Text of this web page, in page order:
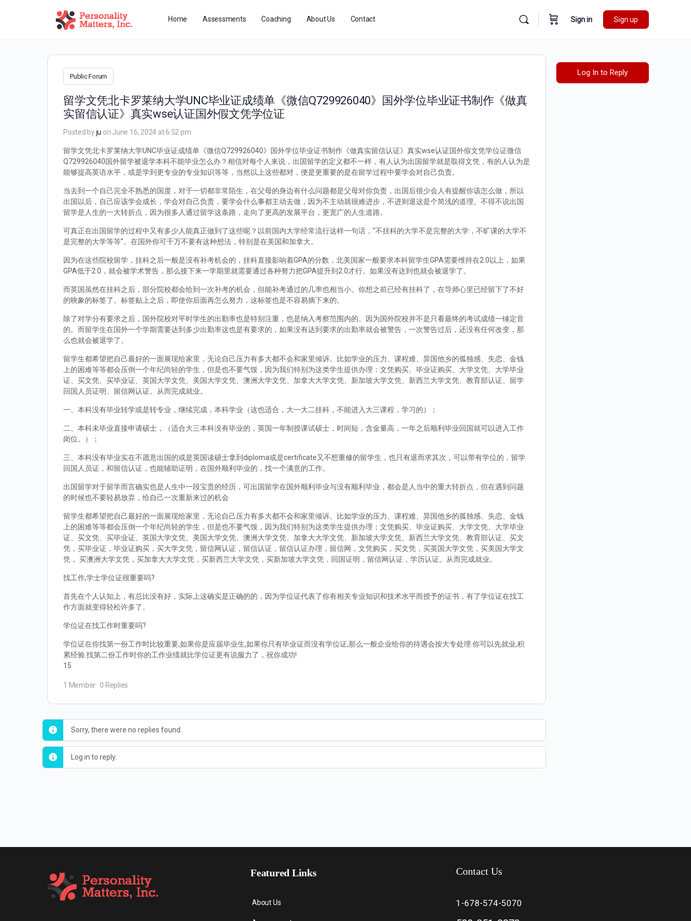
Home Assessments Coaching About Us Contact Sign in Sign up
Public Forum
留学文凭北卡罗莱纳大学UNC毕业证成绩单《微信Q729926040》国外学位毕业证书制作《做真
实留信认证》真实wse认证国外假文凭学位证
Posted byju on June 16, 2024 at 6:52 pm
留学文凭北卡罗莱纳大学UNC毕业证成绩单《微信Q729926040》国外学位毕业证书制作《做真实留信认证》真实wse认证国外假文凭学位证微信
Q729926040国外留学被退学本科不能毕业怎么办？相信对每个人来说，出国留学的定义都不一样，有人认为出国留学就是取得文凭，有的人认为是
能够提高英语水平，或是学到更专业的专业知识等等，当然以上这些都对，便是更重要的是在留学过程中要学会对自己负责。
当去到一个自己完全不熟悉的国度，对于一切都非常陌生，在父母的身边有什么问题都是父母对你负责，出国后很少会人有提醒你该怎么做，所以
出国以后，自己应该学会成长，学会对自己负责，要学会什么事都主动去做，因为不主动就很难进步，不进则退这是个简浅的道理。不得不说出国
留学是人生的一大转折点，因为很多人通过留学这条路，走向了更高的发展平台，更宽广的人生道路。
可真正在出国留学的过程中又有多少人能真正做到了这些呢？以前国内大学经常流行这样一句话，“不挂科的大学不是完整的大学，不旷课的大学不
是完整的大学等等”。在国外你可千万不要有这种想法，特别是在美国和加拿大。
因为在这些院校留学，挂科之后一般是没有补考机会的，挂科直接影响着GPA的分数，北美国家一般要求本科留学生GPA需要维持在2.0以上，如果
GPA低于2.0，就会被学术警告，那么接下来一学期里就需要通过各种努力把GPA提升到2.0才行。如果没有达到也就会被退学了。
而英国虽然在挂科之后，部分院校都会给到一次补考的机会，但能补考通过的几率也相当小。你想之前已经有挂科了，在导师心里已经留下了不好
的映象的标签了。标签贴上之后，即使你后面再怎么努力，这标签也是不容易摘下来的。
除了对学分有要求之后，国外院校对平时学生的出勤率也是特别注重，也是纳入考察范围内的。因为国外院校并不是只看最终的考试成绩一锤定音
的。而留学生在国外一个学期需要达到多少出勤率这也是有要求的，如果没有达到要求的出勤率就会被警告，一次警告过后，还没有任何改变，那
么也就会被退学了。
留学生都希望把自己最好的一面展现给家里，无论自己压力有多大都不会和家里倾诉。比如学业的压力、课程难、异国他乡的孤独感、失恋、金钱
上的困难等等都会压倒一个年纪尚轻的学生，但是也不要气馁，因为我们特别为这类学生提供办理：文凭购买、毕业证购买、大学文凭、大学毕业
证、买文凭、买毕业证、英国大学文凭、美国大学文凭、澳洲大学文凭、加拿大大学文凭、新加坡大学文凭、新西兰大学文凭、教育部认证、留学
回国人员证明、留信网认证。从而完成就业。
一、本科没有毕业转学或是转专业，继续完成，本科学业（这也适合，大一大二挂科，不能进入大三课程，学习的）；
二、本科未毕业直接申请硕士，（适合大三本科没有毕业的，英国一年制授课试硕士，时间短，含金量高，一年之后顺利毕业回国就可以进入工作
岗位。）；
三、本科没有毕业实在不愿意出国的或是英国读硕士拿到diploma或是certificate又不想重修的留学生，也只有退而求其次，可以带有学位的，留学
回国人员证，和留信认证，也能辅助证明，在国外顺利毕业的，找一个满意的工作。
出国留学对于留学而言确实也是人生中一段宝贵的经历，可出国留学在国外顺利毕业与没有顺利毕业，都会是人当中的重大转折点，但在遇到问题
的时候也不要轻易放弃，给自己一次重新来过的机会
留学生都希望把自己最好的一面展现给家里，无论自己压力有多大都不会和家里倾诉。比如学业的压力、课程难、异国他乡的孤独感、失恋、金钱
上的困难等等都会压倒一个年纪尚轻的学生，但是也不要气馁，因为我们特别为这类学生提供办理：文凭购买、毕业证购买、大学文凭、大学毕业
证、买文凭、买毕业证、英国大学文凭、美国大学文凭、澳洲大学文凭、加拿大大学文凭、新加坡大学文凭、新西兰大学文凭、教育部认证、买文
凭，买毕业证，毕业证购买，买大学文凭，留信网认证，留信认证，留信认证办理，留信网，文凭购买，买文凭，买英国大学文凭，买美国大学文
凭， 买澳洲大学文凭，买加拿大大学文凭，买新西兰大学文凭，买新加坡大学文凭，回国证明，留信网认证，学历认证。从而完成就业。
找工作,学士学位证很重要吗?
首先在个人认知上，有总比没有好，实际上这确实是正确的的，因为学位证代表了你有相关专业知识和技术水平而授予的证书，有了学位证在找工
作方面就变得轻松许多了。
学位证在找工作时重要吗?
学位证在你找第一份工作时比较重要,如果你是应届毕业生,如果你只有毕业证而没有学位证,那么一般企业给你的待遇会按大专处理.你可以先就业,积
累经验.找第二份工作时你的工作业绩就比学位证更有说服力了，祝你成功!
15
1 Member · 0 Replies
Sorry, there were no replies found.
Log in to reply.
Log In to Reply
Featured Links
About Us
Contact Us
1-678-574-5070